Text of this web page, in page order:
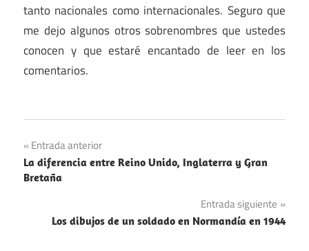
tanto nacionales como internacionales. Seguro que
me dejo algunos otros sobrenombres que ustedes
conocen y que estaré encantado de leer en los
comentarios.
Navegación
de
Entrada anterior
La diferencia entre Reino Unido, Inglaterra y Gran
Bretaña
Entrada siguiente
Los dibujos de un soldado en Normandía en 1944